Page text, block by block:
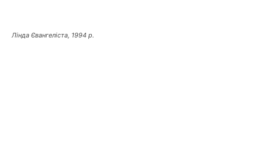
Лінда Євангеліста, 1994 р.